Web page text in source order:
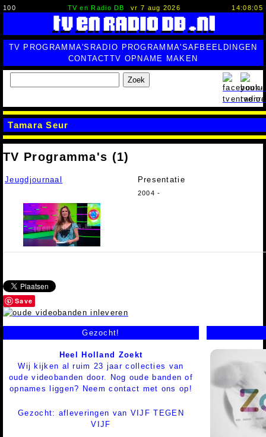
100 TV en Radio DB vr 7 aug 2026 14:08:06
TV PROGRAMMA'S RADIO PROGRAMMA'SAFBEELDINGEN
CONTACTTV OPNAME MAKEN
Zoek
Tamara Seur
TV Programma's (1)
Jeugdjournaal Presentatie
2004 -
Save
Gezocht!
Heel Holland Zoekt
Wij kijken al ruim 23 jaar collecties van
oude videobanden door. Nog oude banden of
opnames liggen? Neem contact met ons op!
Gezocht: afleveringen van VIJF TEGEN
VIJF